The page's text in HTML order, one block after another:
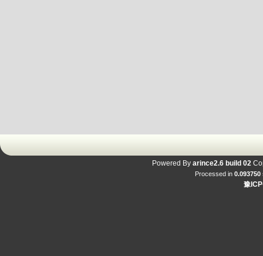
Powered By arince2.6 build 02
Processed in 0.093750
豫